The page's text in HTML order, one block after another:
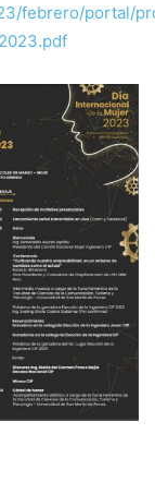
febrero/portal/